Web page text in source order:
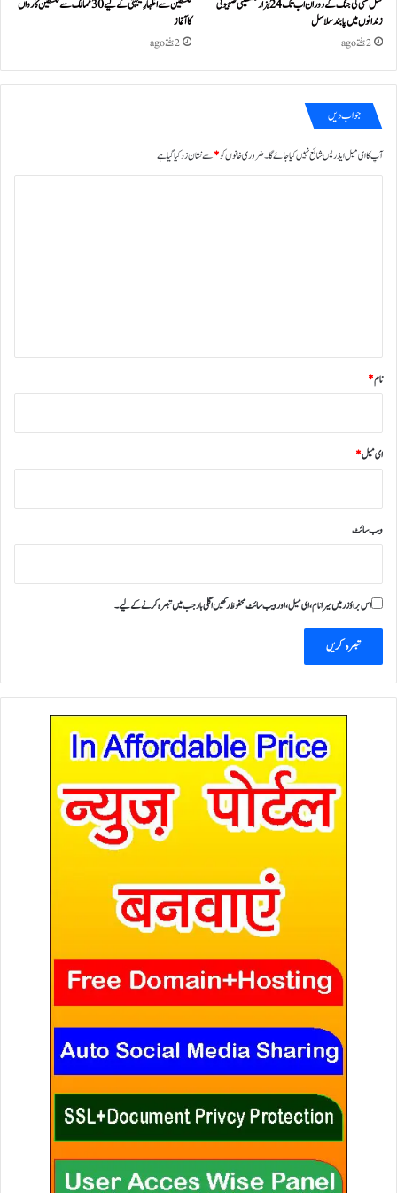
نسل کشی کی جنگ کے دوران اب تک 24ہزار فلسطینی صہیونی
زندانوں میں پابند سلاسل
2 ہفتے ago
فلسطین سے اظہارِ یکجہتی کے لیے 30 ممالک سے فلسطین کارواں
کا آغاز
2 ہفتے ago
جواب دیں
آپ کا ای میل ایڈریس شائع نہیں کیا جائے گا۔ضروری خانوں کو*سے نشان زد کیا گیا ہے
نام*
ای میل*
ویب‌ سائٹ
اس براؤزر میں میرا نام، ای میل، اور ویب سائٹ محفوظ رکھیں اگلی بار جب میں تبصرہ کرنے کےلیے۔